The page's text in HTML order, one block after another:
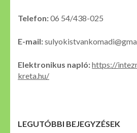
Telefon:06 54/438-025
E-mail:
Elektronikus napló:https://
kreta.hu/
LEGUTÓBBI BEJEGYZÉSEK